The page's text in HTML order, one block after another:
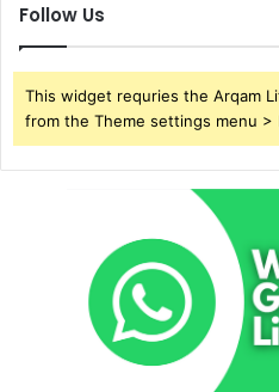
Follow Us
This widget requries the Arqam
from the Theme settings menu >